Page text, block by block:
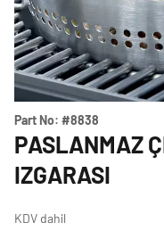
Part No: #8838
PASLANMAZ
IZGARASI
KDV dahil